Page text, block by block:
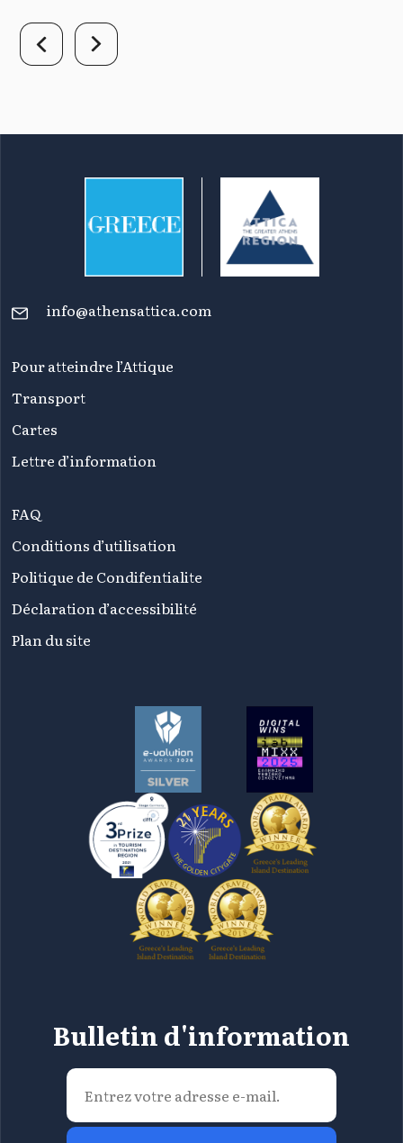
info@athensattica.com
Pour atteindre l’Attique
Transport
Cartes
Lettre d’information
FAQ
Conditions d’utilisation
Politique de Condifentialite
Déclaration d’accessibilité
Plan du site
Bulletin d'information